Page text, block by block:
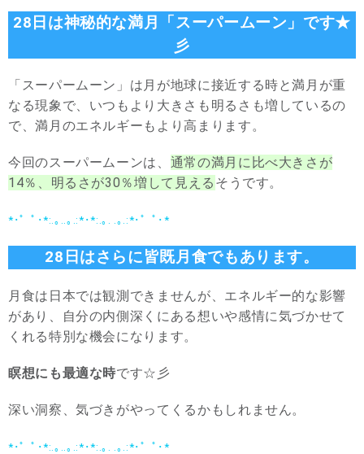
28日は神秘的な満月「スーパームーン」です★
彡
「スーパームーン」は月が地球に接近する時と満月が重
なる現象で、いつもより大きさも明るさも増しているの
で、満月のエネルギーもより高まります。
今回のスーパームーンは、 通常の満月に比べ大きさが
14％、明るさが30％増して見える そうです。
*･゜ﾟ･*:.｡..｡.:*･*:.｡. .｡.:*･゜ﾟ･*
28日はさらに皆既月食でもあります。
月食は日本では観測できませんが、エネルギー的な影響
があり、自分の内側深くにある想いや感情に気づかせて
くれる特別な機会になります。
瞑想にも最適な時です☆彡
深い洞察、気づきがやってくるかもしれません。
*･゜ﾟ･*:.｡..｡.:*･*:.｡. .｡.:*･゜ﾟ･*